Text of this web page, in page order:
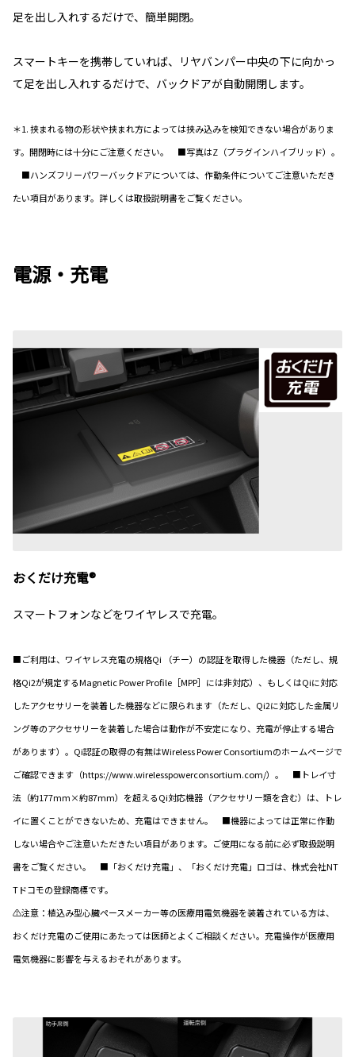
足を出し入れするだけで、簡単開閉。
スマートキーを携帯していれば、リヤバンパー中央の下に向かっ
て足を出し入れするだけで、バックドアが自動開閉します。
＊1. 挟まれる物の形状や挟まれ方によっては挟み込みを検知できない場合がありま
す。開閉時には十分にご注意ください。 ■写真はZ（プラグインハイブリッド）。
■ハンズフリーパワーバックドアについては、作動条件についてご注意いただき
たい項目があります。詳しくは取扱説明書をご覧ください。
電源・充電
おくだけ充電®
スマートフォンなどをワイヤレスで充電。
■ご利用は、ワイヤレス充電の規格Qi （チー）の認証を取得した機器（ただし、規
格Qi2が規定するMagnetic Power Profile［MPP］には非対応）、もしくはQiに対応
したアクセサリーを装着した機器などに限られます（ただし、Qi2に対応した金属リ
ング等のアクセサリーを装着した場合は動作が不安定になり、充電が停止する場合
があります）。Qi認証の取得の有無はWireless Power Consortiumのホームページで
ご確認できます（https://www.wirelesspowerconsortium.com/）。 ■トレイ寸
法（約177mm×約87mm）を超えるQi対応機器（アクセサリー類を含む）は、トレ
イに置くことができないため、充電はできません。 ■機器によっては正常に作動
しない場合やご注意いただきたい項目があります。ご使用になる前に必ず取扱説明
書をご覧ください。 ■「おくだけ充電」、「おくだけ充電」ロゴは、株式会社NT
Tドコモの登録商標です。
⚠注意：植込み型心臓ペースメーカー等の医療用電気機器を装着されている方は、
おくだけ充電のご使用にあたっては医師とよくご相談ください。充電操作が医療用
電気機器に影響を与えるおそれがあります。